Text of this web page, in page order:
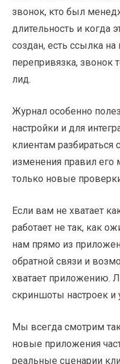
звонок, кто был
длительность и когда
создан, есть ссылка
перепривязка, звонок
лид.
Журнал особенно
настройки и для
клиентам разбираться
изменения правил его
только новые
Если вам не хватает
работает не так, как
нам прямо из
обратной связи и
хватает приложению.
скриншоты настроек и
Мы всегда смотрим
новые приложения
реальные сценарии